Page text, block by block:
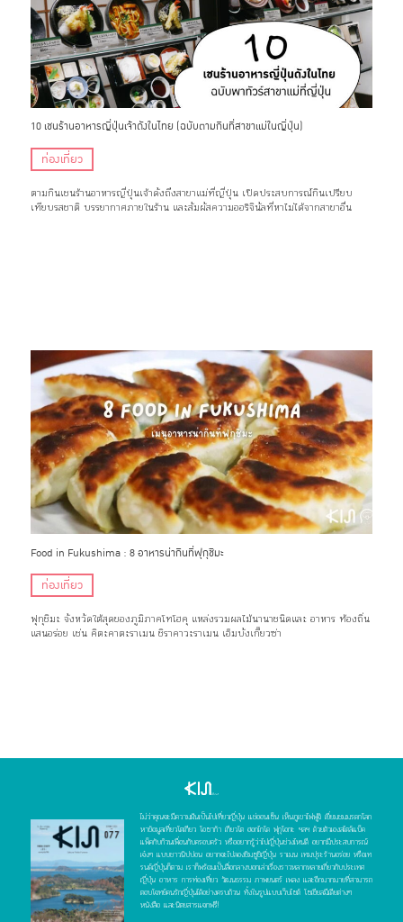
10 เชนร้านอาหารญี่ปุ่นเจ้าดังในไทย (ฉบับตามกินที่สาขาแม่ในญี่ปุ่น)
ท่องเที่ยว
ตามกินเชนร้านอาหารญี่ปุ่นเจ้าดังถึงสาขาแม่ที่ญี่ปุ่น เปิดประสบการณ์กินเปรียบ
เทียบรสชาติ บรรยากาศภายในร้าน และสัมผัสความออริจินัลที่หาไม่ได้จากสาขาอื่น
Food in Fukushima : 8 อาหารน่ากินที่ฟุกุชิมะ
ท่องเที่ยว
ฟุกุชิมะ จังหวัดใต้สุดของภูมิภาคโทโฮคุ แหล่งรวมผลไม้นานาชนิดและ อาหาร ท้องถิ่น
แสนอร่อย เช่น คิตะคาตะราเมน ชิราคาวะราเมน เอ็มบังเกี๊ยวซ่า
ไม่ว่าคุณจะมีความฝันเป็นไปเที่ยวญี่ปุ่น แช่ออนเซ็น เห็นภูเขาไฟฟูจิ เยี่ยมชมมรดกโลก
หาข้อมูลเที่ยวโตเกียว โอซาก้า เกียวโต ฮอกไกโด ฟุกุโอกะ ฯลฯ ด้วยตัวเองสไตล์แบ็ค
แพ็คกับก๊วนเพื่อนกับครอบครัว หรืออยากรู้ว่าไปญี่ปุ่นช่วงไหนดี อยากมีประสบการณ์
เจ๋งๆ แบบชาวนิปปอน อยากจะไปลองชิมซูชิญี่ปุ่น ราเมน เทมปุระร้านอร่อย หรือเท
รนด์ญี่ปุ่นก็ตาม เราก็พร้อมเป็นสื่อกลางบอกเล่าเรื่องราวหลากหลายเกี่ยวกับประเทศ
ญี่ปุ่น อาหาร การท่องเที่ยว วัฒนธรรม ภาพยนตร์ เพลง และอีกมากมายที่สามารถ
ตอบโจทย์คนรักญี่ปุ่นได้อย่างครบถ้วน ทั้งในรูปแบบเว็บไซต์ โซเชียลมีเดียต่างๆ
หนังสือ และนิตยสารแจกฟรี!